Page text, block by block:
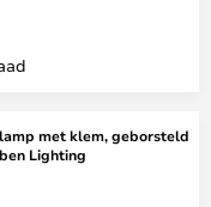
met klem, geborsteld
Lighting